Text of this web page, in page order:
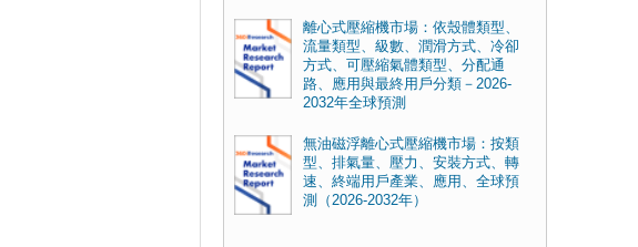
離心式壓縮機市場：依殼體類型、
流量類型、級數、潤滑方式、冷卻
方式、可壓縮氣體類型、分配通
路、應用與最終用戶分類－2026-
2032年全球預測
無油磁浮離心式壓縮機市場：按類
型、排氣量、壓力、安裝方式、轉
速、終端用戶產業、應用、全球預
測（2026-2032年）